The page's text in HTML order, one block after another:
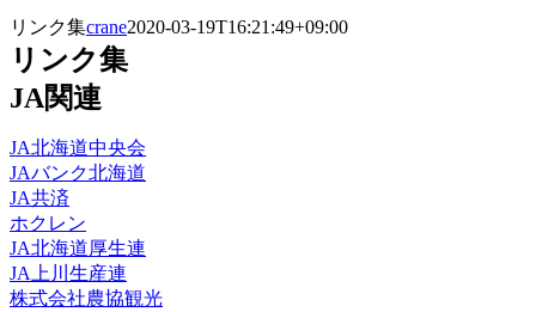
リンク集crane2020-03-19T16:21:49+09:00
リンク集
JA関連
JA北海道中央会
JAバンク北海道
JA共済
ホクレン
JA北海道厚生連
JA上川生産連
株式会社農協観光